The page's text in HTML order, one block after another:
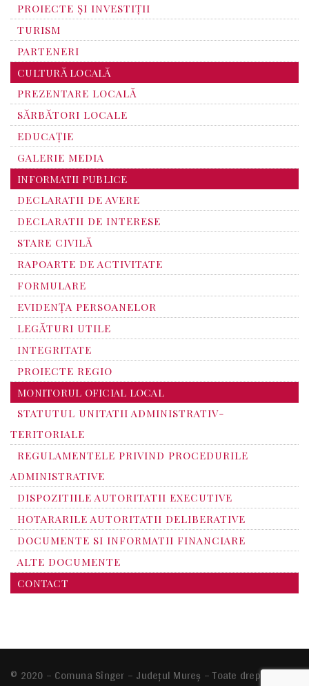
PROIECTE ȘI INVESTIȚII
TURISM
PARTENERI
CULTURĂ LOCALĂ
PREZENTARE LOCALĂ
SĂRBĂTORI LOCALE
EDUCAȚIE
GALERIE MEDIA
INFORMATII PUBLICE
DECLARATII DE AVERE
DECLARATII DE INTERESE
STARE CIVILĂ
RAPOARTE DE ACTIVITATE
FORMULARE
EVIDENȚA PERSOANELOR
LEGĂTURI UTILE
INTEGRITATE
PROIECTE REGIO
MONITORUL OFICIAL LOCAL
STATUTUL UNITATII ADMINISTRATIV-
TERITORIALE
REGULAMENTELE PRIVIND PROCEDURILE
ADMINISTRATIVE
DISPOZITIILE AUTORITATII EXECUTIVE
HOTARARILE AUTORITATII DELIBERATIVE
DOCUMENTE SI INFORMATII FINANCIARE
ALTE DOCUMENTE
CONTACT
© 2020 – Comuna Sînger – Județul Mureș – Toate drepturile